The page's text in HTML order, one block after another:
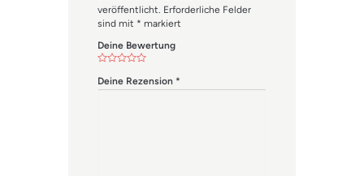
veröffentlicht. Erforderliche Felder
sind mit * markiert
Deine Bewertung
Deine Rezension *